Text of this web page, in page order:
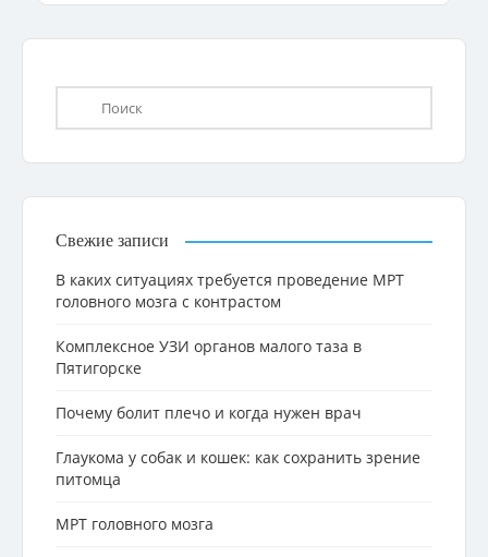
Свежие записи
В каких ситуациях требуется проведение МРТ
головного мозга с контрастом
Комплексное УЗИ органов малого таза в
Пятигорске
Почему болит плечо и когда нужен врач
Глаукома у собак и кошек: как сохранить зрение
питомца
МРТ головного мозга